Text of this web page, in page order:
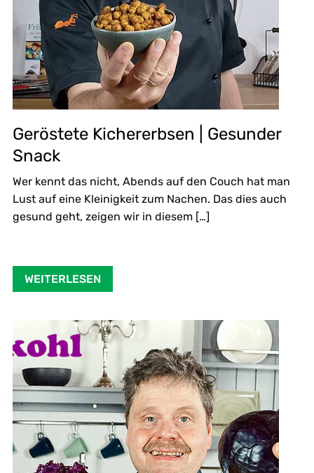
Geröstete Kichererbsen | Gesunder
Snack
Wer kennt das nicht, Abends auf den Couch hat man
Lust auf eine Kleinigkeit zum Nachen. Das dies auch
gesund geht, zeigen wir in diesem […]
WEITERLESEN